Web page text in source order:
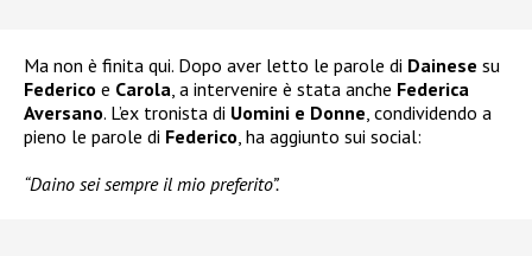
Ma non è finita qui. Dopo aver letto le parole di Dainese su
Federico e Carola, a intervenire è stata anche Federica
Aversano. L’ex tronista di Uomini e Donne, condividendo a
pieno le parole di Federico, ha aggiunto sui social:
“Daino sei sempre il mio preferito”.